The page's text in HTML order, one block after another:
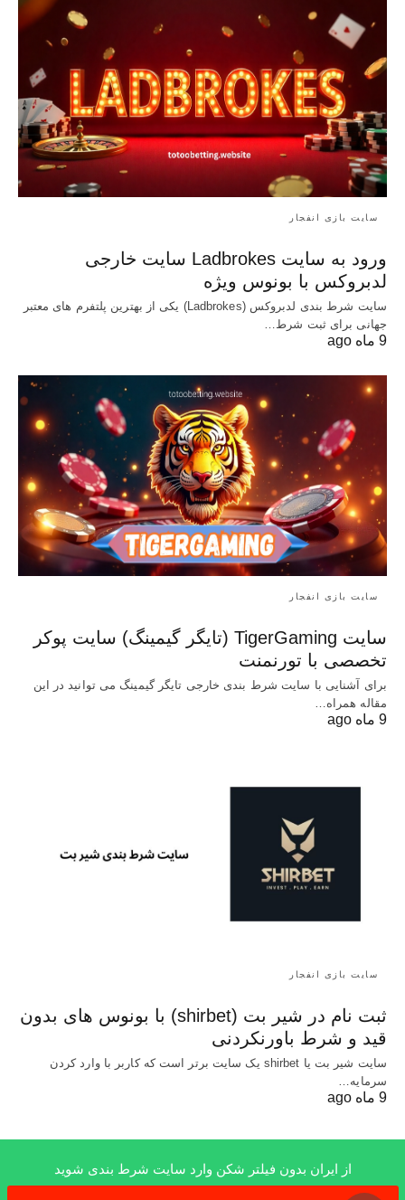
سایت بازی انفجار
ورود به سایت Ladbrokes سایت خارجی
لدبروکس با بونوس ویژه
سایت شرط بندی لدبروکس (Ladbrokes) یکی از بهترین پلتفرم های معتبر
جهانی برای ثبت شرط…
9 ماه ago
سایت بازی انفجار
سایت TigerGaming (تایگر گیمینگ) سایت پوکر
تخصصی با تورنمنت
برای آشنایی با سایت شرط بندی خارجی تایگر گیمینگ می توانید در این
مقاله همراه…
9 ماه ago
سایت بازی انفجار
ثبت نام در شیر بت (shirbet) با بونوس های بدون
قید و شرط باورنکردنی
سایت شیر بت یا shirbet یک سایت برتر است که کاربر با وارد کردن
سرمایه…
9 ماه ago
از ایران بدون فیلتر شکن وارد سایت شرط بندی شوید